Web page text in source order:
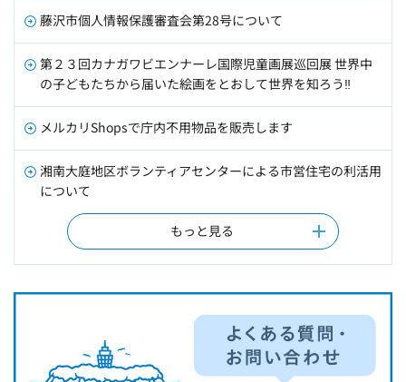
藤沢市個人情報保護審査会第28号について
第２３回カナガワビエンナーレ国際児童画展巡回展 世界中
の子どもたちから届いた絵画をとおして世界を知ろう‼
メルカリShopsで庁内不用物品を販売します
湘南大庭地区ボランティアセンターによる市営住宅の利活用
について
もっと見る